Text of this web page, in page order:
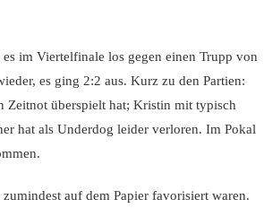
im Viertelfinale los gegen einen Trupp von
es ging 2:2 aus. Kurz zu den Partien:
Zeitnot überspielt hat; Kristin mit typisch
hat als Underdog leider verloren. Im Pokal
auf dem Papier favorisiert waren.